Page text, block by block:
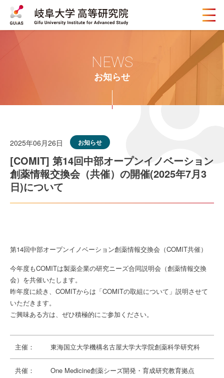
メ
ニ
ュ
ー
ボ
お知らせ
NEWS
2025年06月26日 お知らせ
[COMIT] 第14回中部オープンイノベーション
創薬情報交換会（共催）の開催(2025年7月3
日)について
第14回中部オープンイノベーション創薬情報交換会（COMIT共催）
今年度もCOMITは製薬企業の研究ニーズ合同説明会（創薬情報交換
会）を共催いたします。
昨年度に続き、COMITからは「COMITの取組について」説明させて
いただきます。
ご興味ある方は、ぜひ積極的にご参加ください。
主催： 東海国立大学機構名古屋大学大学院創薬科学研究科
共催：
One Medicine創薬シーズ開発・育成研究教育拠点